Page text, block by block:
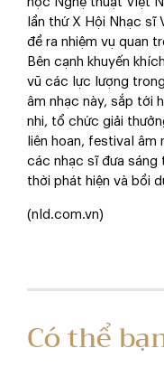
lần thứ X Hội Nhạc
đề ra nhiệm vụ quan
Bên cạnh khuyến
vũ các lực lượng
âm nhạc này, sắp tới
nhi, tổ chức giải
liên hoan, festival âm
các nhạc sĩ đưa sáng
thời phát hiện và bồi
(nld.com.vn)
Có thể